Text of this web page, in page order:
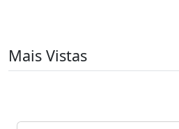
Mais Vistas